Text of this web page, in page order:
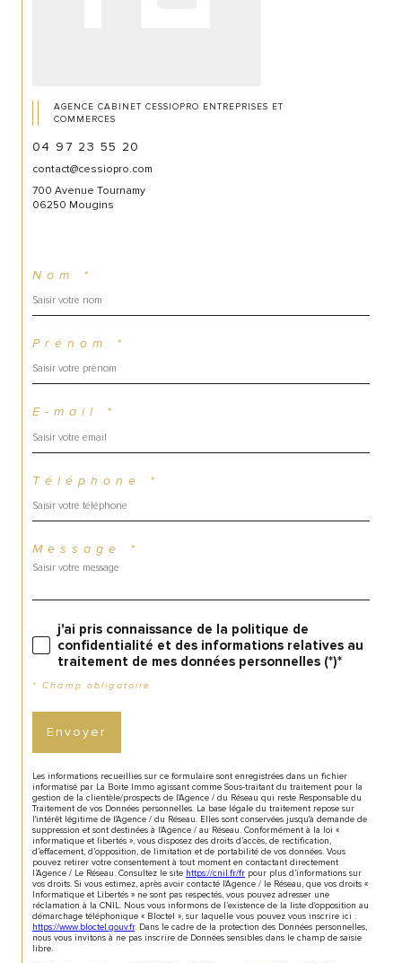
AGENCE CABINET CESSIOPRO ENTREPRISES ET
COMMERCES
04 97 23 55 20
contact@cessiopro.com
700 Avenue Tournamy
06250 Mougins
Nom *
Prénom *
E-mail *
Téléphone *
Message *
j'ai pris connaissance de la politique de
confidentialité et des informations relatives au
traitement de mes données personnelles (*)*
* Champ obligatoire
Envoyer
Les informations recueillies sur ce formulaire sont enregistrées dans un fichier
informatisé par La Boite Immo agissant comme Sous-traitant du traitement pour la
gestion de la clientèle/prospects de l'Agence / du Réseau qui reste Responsable du
Traitement de vos Données personnelles. La base légale du traitement repose sur
l'intérêt légitime de l'Agence / du Réseau. Elles sont conservées jusqu'à demande de
suppression et sont destinées à l'Agence / au Réseau. Conformément à la loi «
informatique et libertés », vous disposez des droits d’accès, de rectification,
d’effacement, d’opposition, de limitation et de portabilité de vos données. Vous
pouvez retirer votre consentement à tout moment en contactant directement
l’Agence / Le Réseau. Consultez le site https://cnil.fr/fr pour plus d’informations sur
vos droits. Si vous estimez, après avoir contacté l'Agence / le Réseau, que vos droits «
Informatique et Libertés » ne sont pas respectés, vous pouvez adresser une
réclamation à la CNIL. Nous vous informons de l’existence de la liste d'opposition au
démarchage téléphonique « Bloctel », sur laquelle vous pouvez vous inscrire ici :
https://www.bloctel.gouv.fr. Dans le cadre de la protection des Données personnelles,
nous vous invitons à ne pas inscrire de Données sensibles dans le champ de saisie
libre.